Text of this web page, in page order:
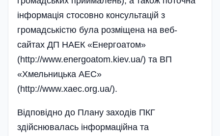
інформація стосовно консультацій з
громадськістю була розміщена на веб-
сайтах ДП НАЕК «Енергоатом»
(http://www.energoatom.kiev.ua/) та ВП
«Хмельницька АЕС»
(http://www.xaec.org.ua/).
Відповідно до Плану заходів ПКГ
здійснювалась інформаційна та